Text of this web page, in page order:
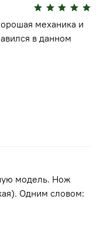
механика и
в данном
модель. Нож
Одним словом: